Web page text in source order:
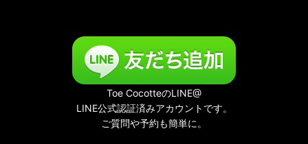
Toe CocotteのLINE@
LINE公式認証済みアカウントです。
ご質問や予約も簡単に。